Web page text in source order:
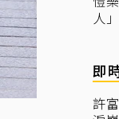
人
即
許